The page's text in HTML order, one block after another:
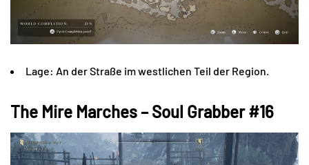
Lage: An der Straße im westlichen Teil der Region.
The Mire Marches – Soul Grabber #16